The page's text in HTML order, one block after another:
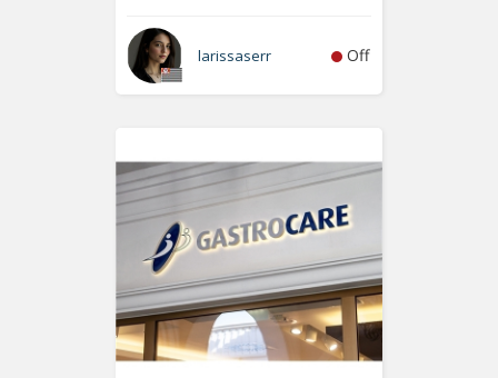
larissaserr Off